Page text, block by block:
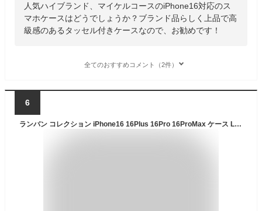
人気ハイブランド、マイケルコースのiPhone16対応のス
マホケースはどうでしょうか？ブランド品らしく上品で高
級感のあるタッセル付きケースなので、お勧めです！
全てのおすすめコメント（2件）
6
ランバン コレクション iPhone16 16Plus 16Pro 16ProMax ケース LANVIN COLLECTION - Folio Case Double Lined with MagSafe for iPhone スマホケース カバー ブランド 手帳 手帳型